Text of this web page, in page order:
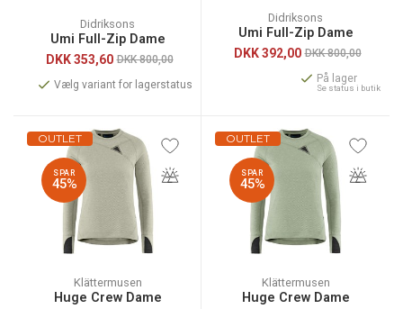
Didriksons
Umi Full-Zip Dame
DKK353,60 DKK 800,00
Vælg variant for lagerstatus
Didriksons
Umi Full-Zip Dame
DKK392,00 DKK 800,00
På lager
Se status i butik
OUTLET
SPAR
45%
Klättermusen
Huge Crew Dame
OUTLET
SPAR
45%
Klättermusen
Huge Crew Dame